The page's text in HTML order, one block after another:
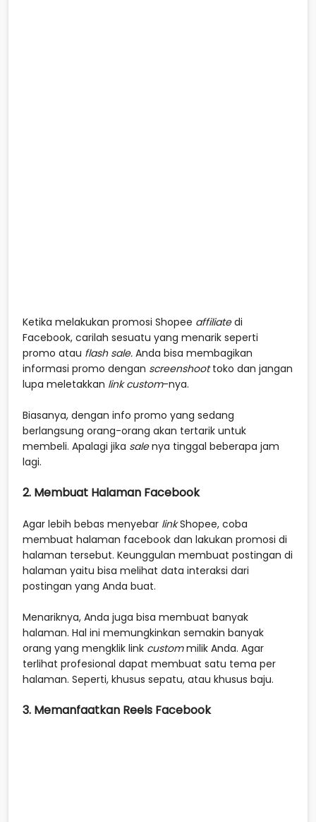
Ketika melakukan promosi Shopee affiliatedi
Facebook, carilah sesuatu yang menarik seperti
promo atau flash sale. Anda bisa membagikan
informasi promo dengan screenshoottoko dan jangan
lupa meletakkan link custom-nya.
Biasanya, dengan info promo yang sedang
berlangsung orang-orang akan tertarik untuk
membeli. Apalagi jika salenya tinggal beberapa jam
lagi.
2. Membuat Halaman Facebook
Agar lebih bebas menyebar linkShopee, coba
membuat halaman facebook dan lakukan promosi di
halaman tersebut. Keunggulan membuat postingan di
halaman yaitu bisa melihat data interaksi dari
postingan yang Anda buat.
Menariknya, Anda juga bisa membuat banyak
halaman. Hal ini memungkinkan semakin banyak
orang yang mengklik link custommilik Anda. Agar
terlihat profesional dapat membuat satu tema per
halaman. Seperti, khusus sepatu, atau khusus baju.
3. Memanfaatkan Reels Facebook